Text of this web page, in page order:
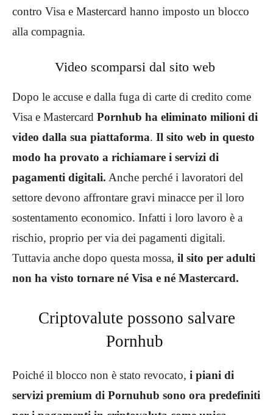
contro Visa e Mastercard hanno imposto un blocco
alla compagnia.
Video scomparsi dal sito web
Dopo le accuse e dalla fuga di carte di credito come
Visa e Mastercard Pornhub ha eliminato milioni di
video dalla sua piattaforma. Il sito web in questo
modo ha provato a richiamare i servizi di
pagamenti digitali. Anche perché i lavoratori del
settore devono affrontare gravi minacce per il loro
sostentamento economico. Infatti i loro lavoro è a
rischio, proprio per via dei pagamenti digitali.
Tuttavia anche dopo questa mossa, il sito per adulti
non ha visto tornare né Visa e né Mastercard.
Criptovalute possono salvare
Pornhub
Poiché il blocco non è stato revocato, i piani di
servizi premium di Pornuhub sono ora predefiniti